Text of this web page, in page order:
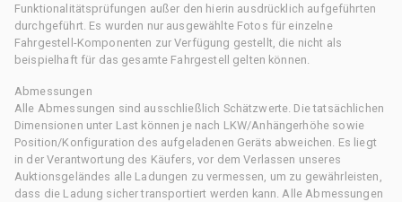
Funktionalitätsprüfungen außer den hierin ausdrücklich aufgeführten
durchgeführt. Es wurden nur ausgewählte Fotos für einzelne
Fahrgestell-Komponenten zur Verfügung gestellt, die nicht als
beispielhaft für das gesamte Fahrgestell gelten können.
Abmessungen
Alle Abmessungen sind ausschließlich Schätzwerte. Die tatsächlichen
Dimensionen unter Last können je nach LKW/Anhängerhöhe sowie
Position/Konfiguration des aufgeladenen Geräts abweichen. Es liegt
in der Verantwortung des Käufers, vor dem Verlassen unseres
Auktionsgeländes alle Ladungen zu vermessen, um zu gewährleisten,
dass die Ladung sicher transportiert werden kann. Alle Abmessungen